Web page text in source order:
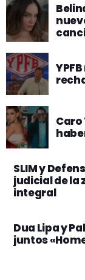
Caro
SLIM y
judicial de la
integral
Dua Lipa y
juntos